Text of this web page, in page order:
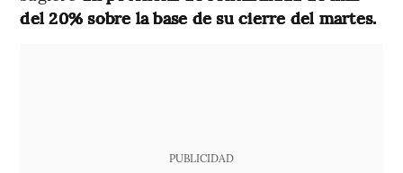
del 20% sobre la base de su cierre del martes.
PUBLICIDAD